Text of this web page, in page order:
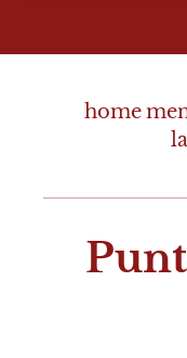
home